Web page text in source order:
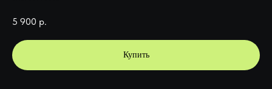
5 900 р.
Купить